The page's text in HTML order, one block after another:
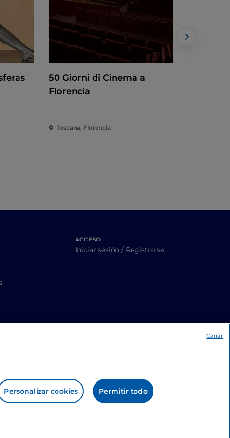
50 Giorni di Cinema a
Florencia
Toscana, Florencia
ACCESO
Iniciar sesión / Registrarse
Personalizar cookies Permitir todo
Cerrar